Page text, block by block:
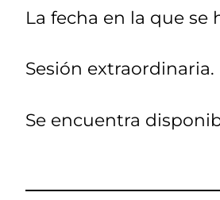
La fecha en la que se
Sesión extraordinaria.
Se encuentra